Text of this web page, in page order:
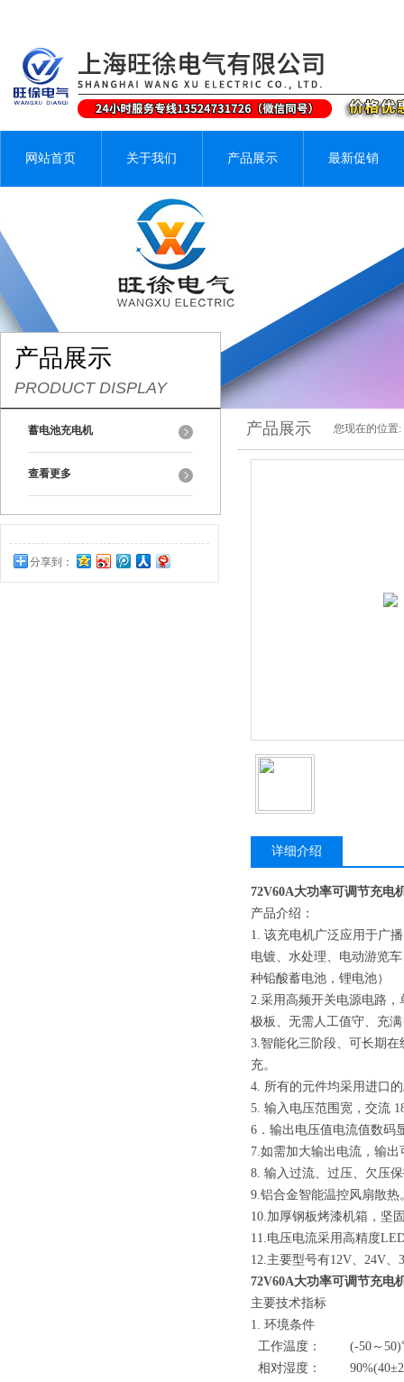
网站首页 关于我们 产品展示 最新促销
产品展示
PRODUCT DISPLAY
蓄电池充电机
查看更多
分享到：
产品展示 您现在的位置:
详细介绍
72V60A大功率可调节充电
产品介绍：
1. 该充电机广泛应用于广
电镀、水处理、电动游览
种铅酸蓄电池，锂电池）
2.采用高频开关电源电路
极板、无需人工值守、充
3.智能化三阶段、可长期
充。
4. 所有的元件均采用进口
5. 输入电压范围宽，交流
6．输出电压值电流值数码
7.如需加大输出电流，输
8. 输入过流、过压、欠压
9.铝合金智能温控风扇散热
10.加厚钢板烤漆机箱，坚
11.电压电流采用高精度
12.主要型号有12V、24V、
72V60A大功率可调节充电
主要技术指标
1. 环境条件
工作温度： (-50～
相对湿度：